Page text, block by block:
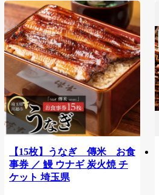
【15枚】うなぎ 傳米 お食
事券 ／ 鰻 ウナギ 炭火焼 チ
ケット 埼玉県